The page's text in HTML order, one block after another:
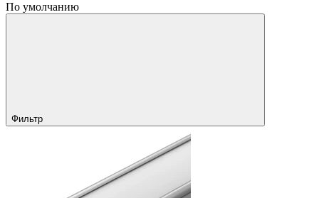
По умолчанию
Фильтр